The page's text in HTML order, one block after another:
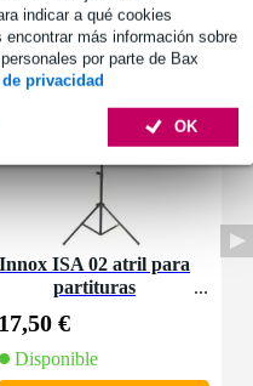
indicar a qué cookies
encontrar más información sobre
por parte de Bax
privacidad
OK
Innox ISA 02 atril para
partituras
17,50 €
Disponible